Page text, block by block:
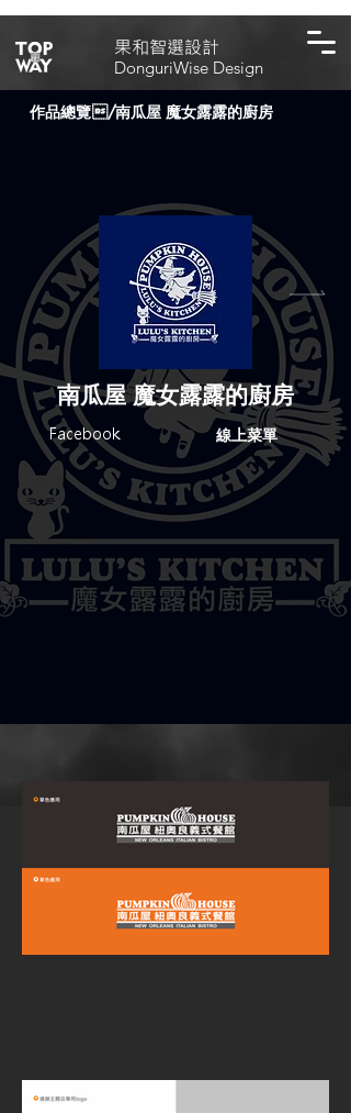
​果和智選設計
DonguriWise Design
作品總覽/南瓜屋 魔女露露的廚房
南瓜屋 魔女露露的廚房
Facebook 線上菜單